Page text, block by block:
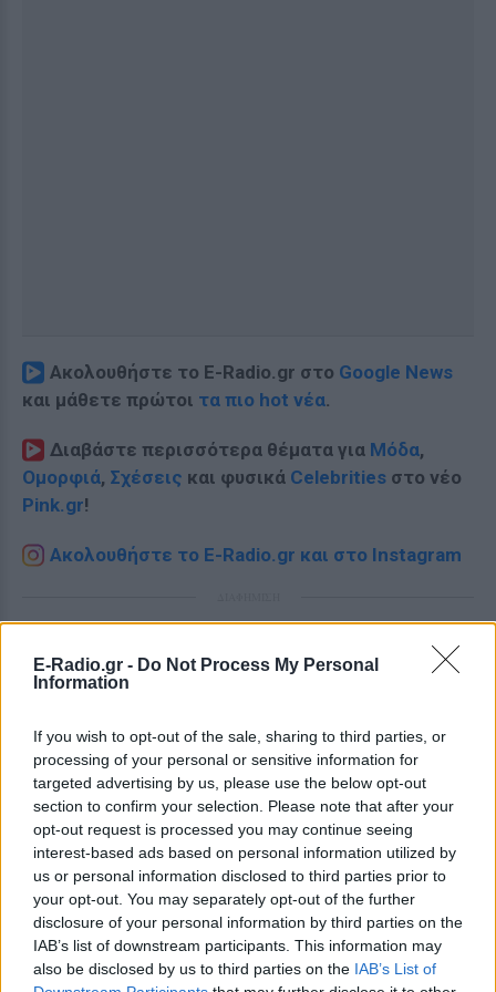
E-Radio.gr - Do Not Process My Personal
Information
If you wish to opt-out of the sale, sharing to third parties, or
processing of your personal or sensitive information for
targeted advertising by us, please use the below opt-out
section to confirm your selection. Please note that after your
opt-out request is processed you may continue seeing
interest-based ads based on personal information utilized by
us or personal information disclosed to third parties prior to
your opt-out. You may separately opt-out of the further
disclosure of your personal information by third parties on the
IAB’s list of downstream participants. This information may
also be disclosed by us to third parties on the IAB’s List of
Ακολουθήστε το E-Radio.gr στο Google News
και μάθετε πρώτοι τα πιο hot νέα.
Διαβάστε περισσότερα θέματα για Μόδα,
Ομορφιά, Σχέσεις και φυσικά Celebrities στο νέο
Pink.gr!
Ακολουθήστε το E-Radio.gr και στο Instagram